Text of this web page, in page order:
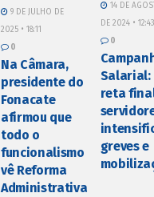
9 DE JULHO DE
2025 • 18:11
0
Na Câmara,
presidente do
Fonacate
afirmou que
todo o
funcionalismo
vê Reforma
Administrativa
14 DE
DE 2024 • 12:43
0
Salarial:
reta
greves e